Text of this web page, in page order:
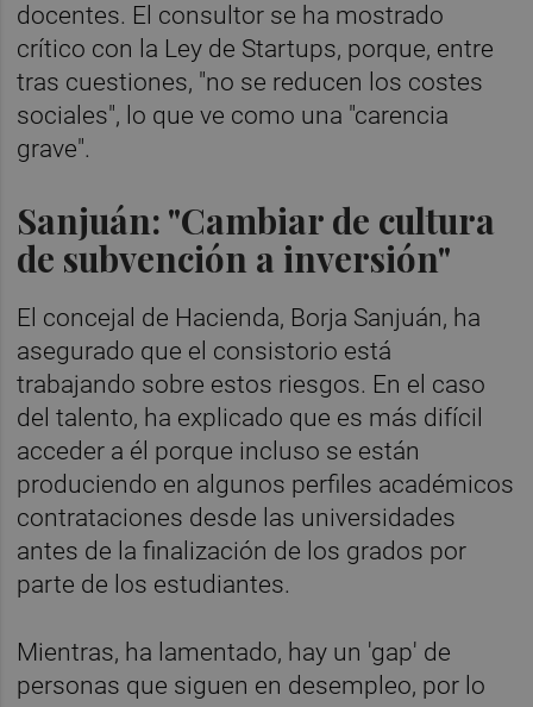
docentes. El consultor se ha mostrado
crítico con la Ley de Startups, porque, entre
tras cuestiones, "no se reducen los costes
sociales", lo que ve como una "carencia
grave".
Sanjuán: "Cambiar de cultura
de subvención a inversión"
El concejal de Hacienda, Borja Sanjuán, ha
asegurado que el consistorio está
trabajando sobre estos riesgos. En el caso
del talento, ha explicado que es más difícil
acceder a él porque incluso se están
produciendo en algunos perfiles académicos
contrataciones desde las universidades
antes de la finalización de los grados por
parte de los estudiantes.
Mientras, ha lamentado, hay un 'gap' de
personas que siguen en desempleo, por lo